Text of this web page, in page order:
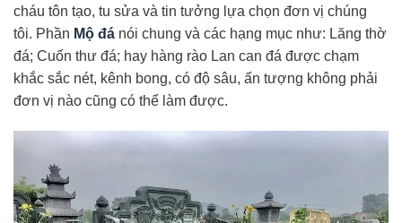
cháu tôn tạo, tu sửa và tin tưởng lựa chọn đơn vị chúng
tôi. Phần Mộ đá nói chung và các hạng mục như: Lăng thờ
đá; Cuốn thư đá; hay hàng rào Lan can đá được chạm
khắc sắc nét, kênh bong, có độ sâu, ấn tượng không phải
đơn vị nào cũng có thể làm được.